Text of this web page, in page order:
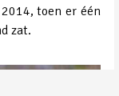
toen er één
zat.